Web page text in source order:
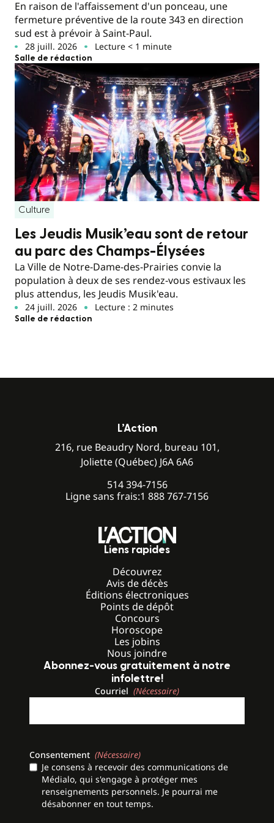
En raison de l'affaissement d'un ponceau, une
fermeture préventive de la route 343 en direction
sud est à prévoir à Saint-Paul.
28 juill. 2026 Lecture < 1 minute
Salle de rédaction
Culture
Les Jeudis Musik’eau sont de retour
au parc des Champs-Élysées
La Ville de Notre-Dame-des-Prairies convie la
population à deux de ses rendez-vous estivaux les
plus attendus, les Jeudis Musik'eau.
24 juill. 2026 Lecture : 2 minutes
Salle de rédaction
L’Action
216, rue Beaudry Nord, bureau 101,
Joliette (Québec) J6A 6A6
514 394-7156
Ligne sans frais:1 888 767-7156
Liens rapides
Découvrez
Avis de décès
Éditions électroniques
Points de dépôt
Concours
Horoscope
Les jobins
Nous joindre
Abonnez-vous gratuitement à notre
infolettre!
Courriel (Nécessaire)
Consentement (Nécessaire)
Je consens à recevoir des communications de
Médialo, qui s'engage à protéger mes
renseignements personnels. Je pourrai me
désabonner en tout temps.